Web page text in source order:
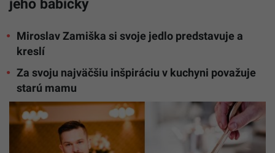
jeho babičky
Miroslav Zamiška si svoje jedlo predstavuje a
kreslí
Za svoju najväčšiu inšpiráciu v kuchyni považuje
starú mamu